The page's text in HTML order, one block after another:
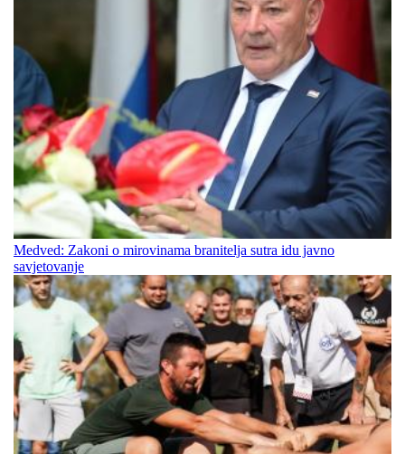
Medved: Zakoni o mirovinama branitelja sutra idu javno
savjetovanje